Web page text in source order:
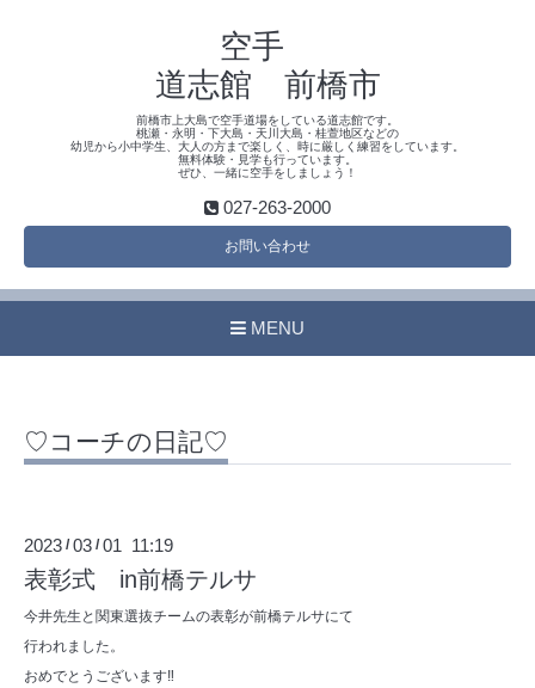
空手
道志館 前橋市
前橋市上大島で空手道場をしている道志館です。
桃瀬・永明・下大島・天川大島・桂萱地区などの
幼児から小中学生、大人の方まで楽しく、時に厳しく練習をしています。
無料体験・見学も行っています。
ぜひ、一緒に空手をしましょう！
027-263-2000
お問い合わせ
MENU
♡コーチの日記♡
2023 /03 /01 11:19
表彰式 in前橋テルサ
今井先生と関東選抜チームの表彰が前橋テルサにて
行われました。
おめでとうございます‼️